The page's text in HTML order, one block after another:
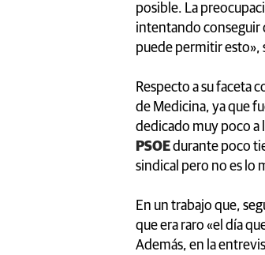
posible. La
intentando conseguir
puede permitir esto»,
Respecto a su faceta
de Medicina, ya que
dedicado muy poco a
PSOEdurante poco
sindical pero no es lo
En un trabajo que,
que era raro «el día
Además, en la